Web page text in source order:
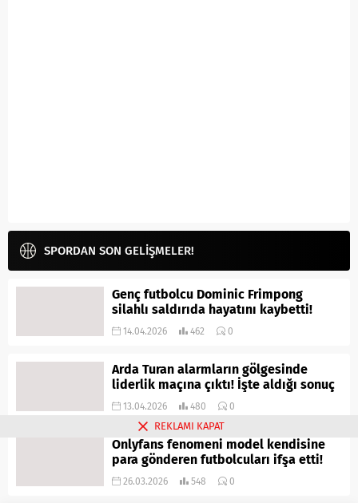
SPORDAN SON GELİŞMELER!
Genç futbolcu Dominic Frimpong
silahlı saldırıda hayatını kaybetti!
14.04.2026 462 0
Arda Turan alarmların gölgesinde
liderlik maçına çıktı! İşte aldığı sonuç
13.04.2026 480 0
Onlyfans fenomeni model kendisine
para gönderen futbolcuları ifşa etti!
26.03.2026 548 0
REKLAMI KAPAT